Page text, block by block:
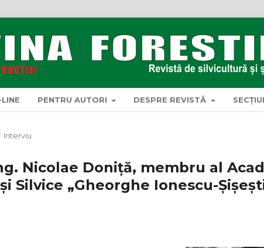
PENTRU AUTORI DESPRE REVISTĂ
Interviu
Nicolae Doniță, membru al
Silvice „Gheorghe Ionescu-